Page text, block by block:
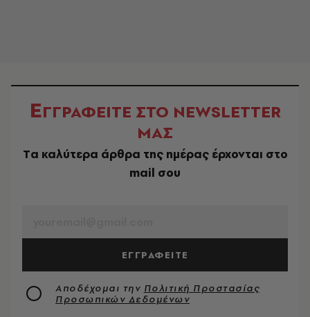
ΕΓΓΡΑΦΕΙΤΕ ΣΤΟ NEWSLETTER
ΜΑΣ
Tα καλύτερα άρθρα της ημέρας έρχονται στο
mail σου
ΕΓΓΡΑΦΕΙΤΕ
Αποδέχομαι την Πολιτική Προστασίας
Προσωπικών Δεδομένων